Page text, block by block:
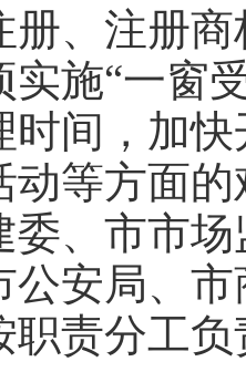
册、注册
实施“一窗
时间，加
动等方面
委、市市
公安局、
职责分工负